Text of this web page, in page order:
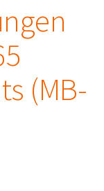
(MB-